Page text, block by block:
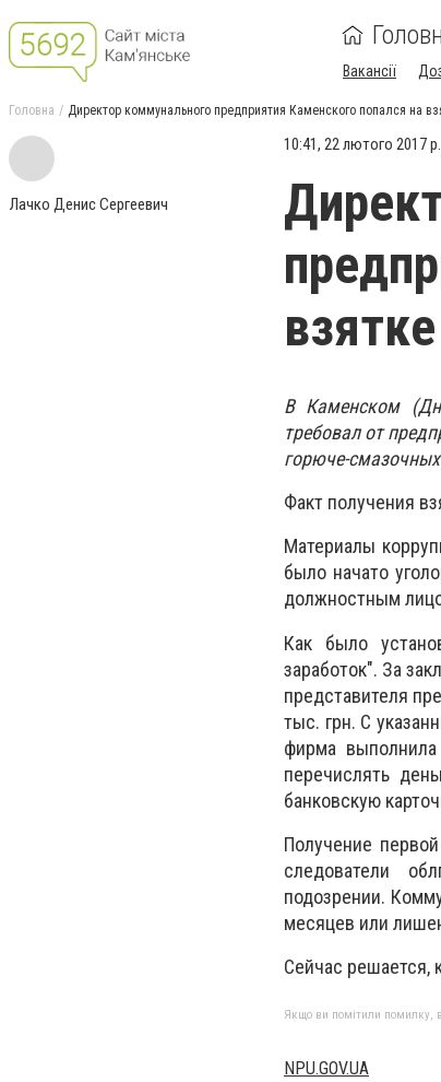
Вакансії
Головна Директор коммунального предприятия Каменского попался на
Лачко Денис Сергеевич
10:41, 22 лютого 2017 р.
взятке
В Каменском
требовал от
горюче-
Факт получения
Материалы
было начато
должностным
Как было
заработок". За
представителя
тыс. грн. С
фирма
перечислять
банковскую
Получение
следователи
подозрении.
месяцев или
Сейчас решается,
Якщо ви помітили помилку,
NPU.GOV.UA